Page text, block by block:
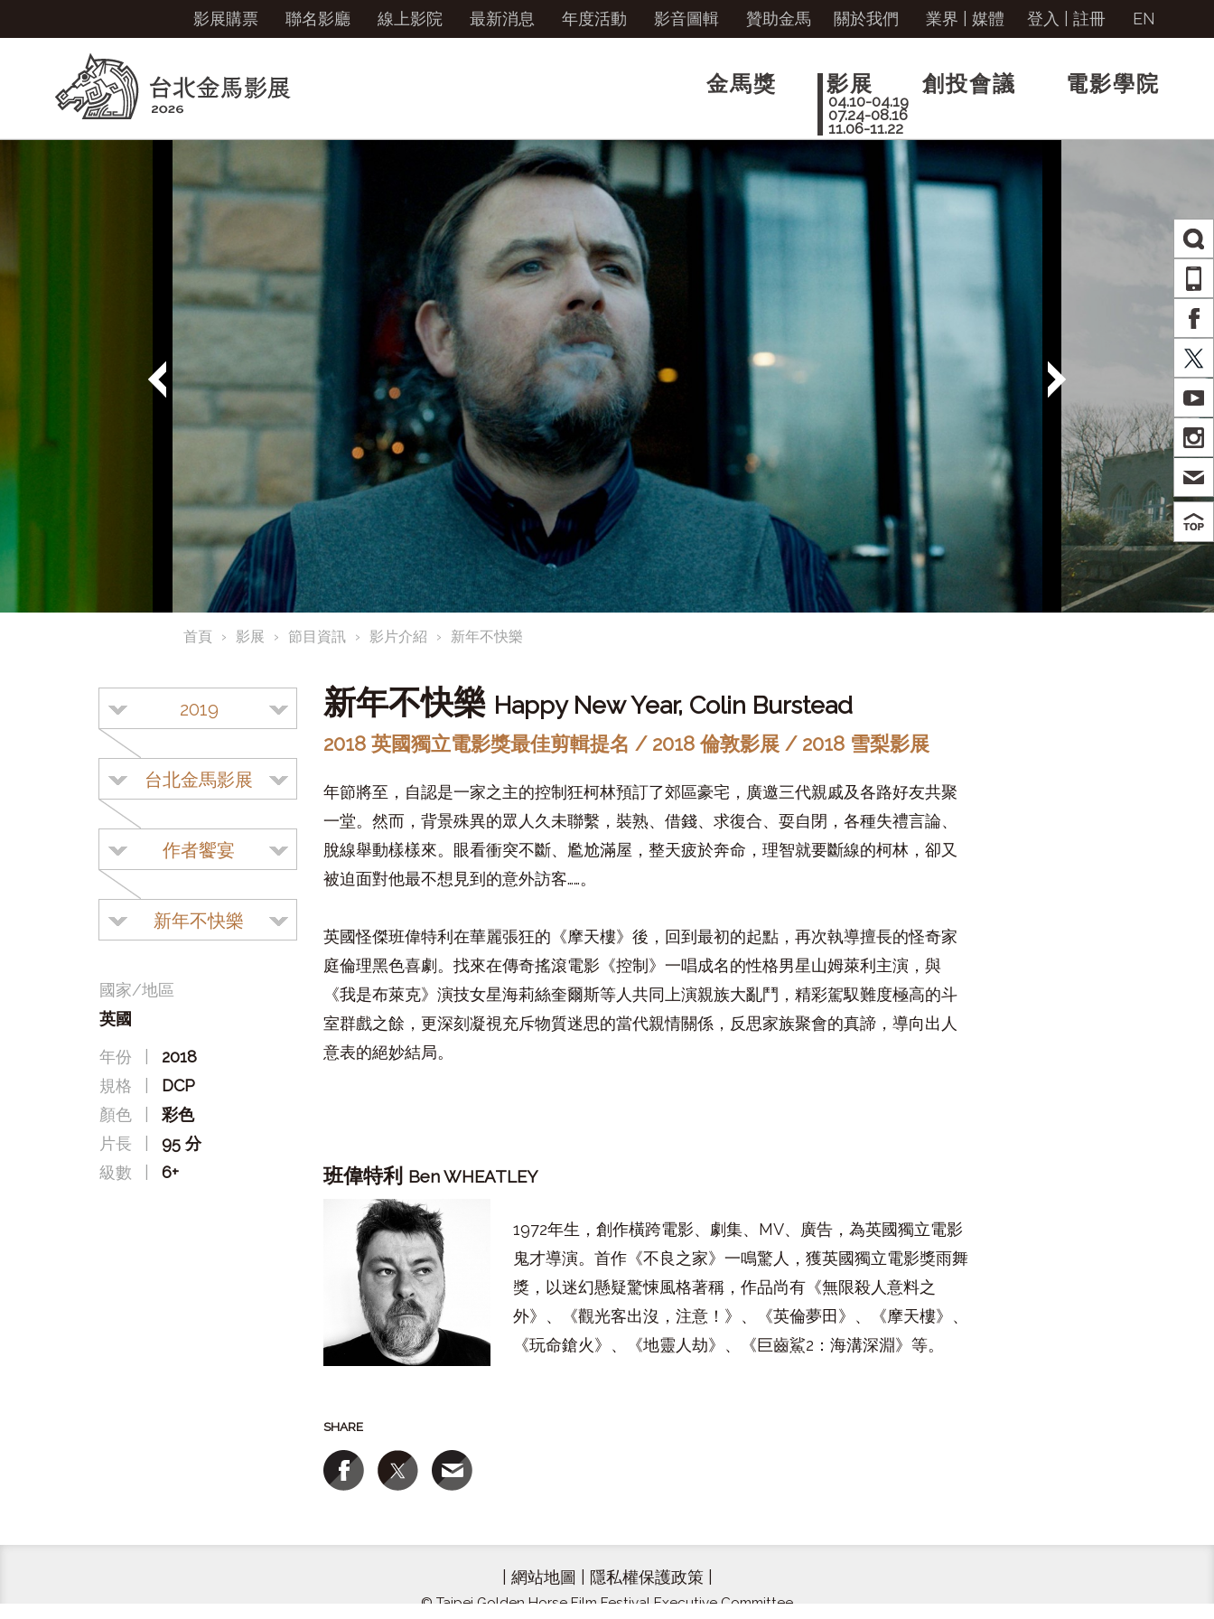
影展購票 聯名影廳 線上影院 最新消息 年度活動 影音圖輯 贊助金馬 關於我們 業界 | 媒體 登入 註冊 EN
金馬獎 影展
04.10-04.19
07.24-08.16
11.06-11.22
創投會議 電影學院
首頁 影展 節目資訊 影片介紹 新年不快樂
2019
台北金馬影展
作者饗宴
新年不快樂
國家/地區
英國
年份
2018
規格
DCP
顏色
彩色
片長
95 分
級數
6+
新年不快樂 Happy New Year, Colin Burstead
2018 英國獨立電影獎最佳剪輯提名 / 2018 倫敦影展 / 2018 雪梨影展
年節將至，自認是一家之主的控制狂柯林預訂了郊區豪宅，廣邀三代親戚及各路好友共聚
一堂。然而，背景殊異的眾人久未聯繫，裝熟、借錢、求復合、耍自閉，各種失禮言論、
脫線舉動樣樣來。眼看衝突不斷、尷尬滿屋，整天疲於奔命，理智就要斷線的柯林，卻又
被迫面對他最不想見到的意外訪客……。
英國怪傑班偉特利在華麗張狂的《摩天樓》後，回到最初的起點，再次執導擅長的怪奇家
庭倫理黑色喜劇。找來在傳奇搖滾電影《控制》一唱成名的性格男星山姆萊利主演，與
《我是布萊克》演技女星海莉絲奎爾斯等人共同上演親族大亂鬥，精彩駕馭難度極高的斗
室群戲之餘，更深刻凝視充斥物質迷思的當代親情關係，反思家族聚會的真諦，導向出人
意表的絕妙結局。
班偉特利 Ben WHEATLEY
1972年生，創作橫跨電影、劇集、MV、廣告，為英國獨立電影
鬼才導演。首作《不良之家》一鳴驚人，獲英國獨立電影獎雨舞
獎，以迷幻懸疑驚悚風格著稱，作品尚有《無限殺人意料之
外》、《觀光客出沒，注意！》、《英倫夢田》、《摩天樓》、
《玩命鎗火》、《地靈人劫》、《巨齒鯊2：海溝深淵》等。
SHARE
網站地圖 隱私權保護政策|
© Taipei Golden Horse Film Festival Executive Committee
X